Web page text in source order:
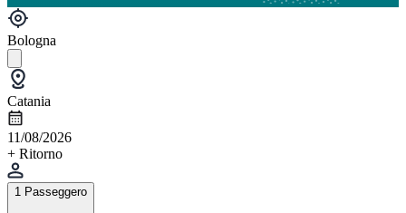
Bologna
Catania
11/08/2026
+ Ritorno
1 Passeggero